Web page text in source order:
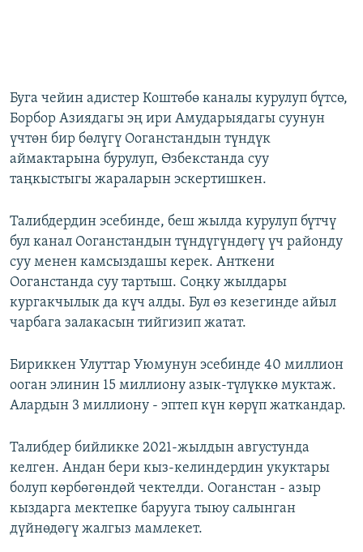
Буга чейин адистер Коштөбө каналы курулуп бүтсө,
Борбор Азиядагы эң ири Амударыядагы суунун
үчтөн бир бөлүгү Ооганстандын түндүк
аймактарына бурулуп, Өзбекстанда суу
таңкыстыгы жараларын эскертишкен.
Талибдердин эсебинде, беш жылда курулуп бүтчү
бул канал Ооганстандын түндүгүндөгү үч районду
суу менен камсыздашы керек. Анткени
Ооганстанда суу тартыш. Соңку жылдары
кургакчылык да күч алды. Бул өз кезегинде айыл
чарбага залакасын тийгизип жатат.
Бириккен Улуттар Уюмунун эсебинде 40 миллион
ооган элинин 15 миллиону азык-түлүккө муктаж.
Алардын 3 миллиону - эптеп күн көрүп жаткандар.
Талибдер бийликке 2021-жылдын августунда
келген. Андан бери кыз-келиндердин укуктары
болуп көрбөгөндөй чектелди. Ооганстан - азыр
кыздарга мектепке барууга тыюу салынган
дүйнөдөгү жалгыз мамлекет.